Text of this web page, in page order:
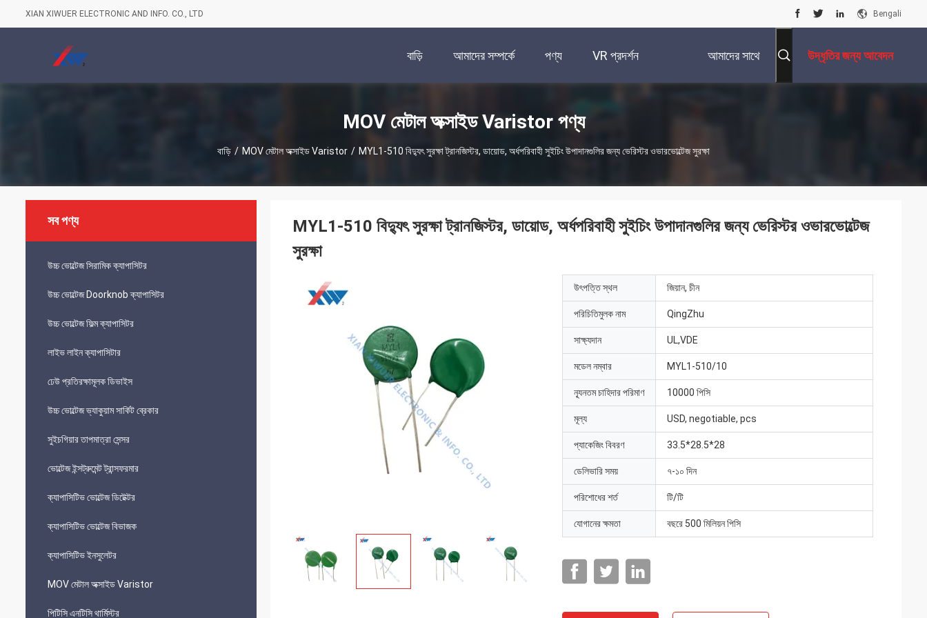
XIAN XIWUER ELECTRONIC AND INFO. CO., LTD Bengali
বাড়ি আমাদের সম্পর্কে পণ্য VR প্রদর্শন আমাদের সাথে উদ্ধৃতির জন্য আবেদন
MOV মেটাল অক্সাইড Varistor পণ্য
বাড়ি / MOV মেটাল অক্সাইড Varistor / MYL1-510 বিদ্যুৎ সুরক্ষা ট্রানজিস্টর, ডায়োড, অর্ধপরিবাহী সুইচিং উপাদানগুলির জন্য ভেরিস্টর ওভারভোল্টেজ সুরক্ষা
সব পণ্য
উচ্চ ভোল্টেজ সিরামিক ক্যাপাসিটর
উচ্চ ভোল্টেজ Doorknob ক্যাপাসিটর
উচ্চ ভোল্টেজ ফিল্ম ক্যাপাসিটর
লাইভ লাইন ক্যাপাসিটার
ঢেউ প্রতিরক্ষামূলক ডিভাইস
উচ্চ ভোল্টেজ ভ্যাকুয়াম সার্কিট ব্রেকার
সুইচগিয়ার তাপমাত্রা সেন্সর
ভোল্টেজ ইন্সট্রুমেন্ট ট্রান্সফরমার
ক্যাপাসিটিভ ভোল্টেজ ডিটেক্টর
ক্যাপাসিটিভ ভোল্টেজ বিভাজক
ক্যাপাসিটিভ ইনসুলেটর
MOV মেটাল অক্সাইড Varistor
পিটিসি এনটিসি থার্মিস্টর
MYL1-510 বিদ্যুৎ সুরক্ষা ট্রানজিস্টর, ডায়োড, অর্ধপরিবাহী সুইচিং উপাদানগুলির জন্য ভেরিস্টর ওভারভোল্টেজ
সুরক্ষা
উৎপত্তি স্থল জিয়ান, চীন
পরিচিতিমুলক নাম QingZhu
সাক্ষ্যদান UL,VDE
মডেল নম্বার MYL1-510/10
ন্যূনতম চাহিদার পরিমাণ 10000 পিসি
মূল্য USD, negotiable, pcs
প্যাকেজিং বিবরণ 33.5*28.5*28
ডেলিভারি সময় ৭-১০ দিন
পরিশোধের শর্ত টি/টি
যোগানের ক্ষমতা বছরে 500 মিলিয়ন পিসি